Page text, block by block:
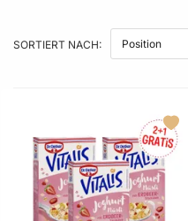
PRODUKTEIGENSCHAFT
SORTIERT NACH: